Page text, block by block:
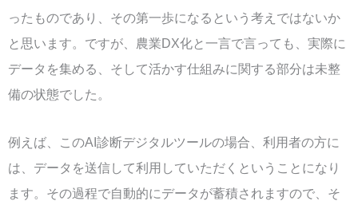
ったものであり、その第一歩になるという考えではないか
と思います。ですが、農業DX化と一言で言っても、実際に
データを集める、そして活かす仕組みに関する部分は未整
備の状態でした。
例えば、このAI診断デジタルツールの場合、利用者の方に
は、データを送信して利用していただくということになり
ます。その過程で自動的にデータが蓄積されますので、そ